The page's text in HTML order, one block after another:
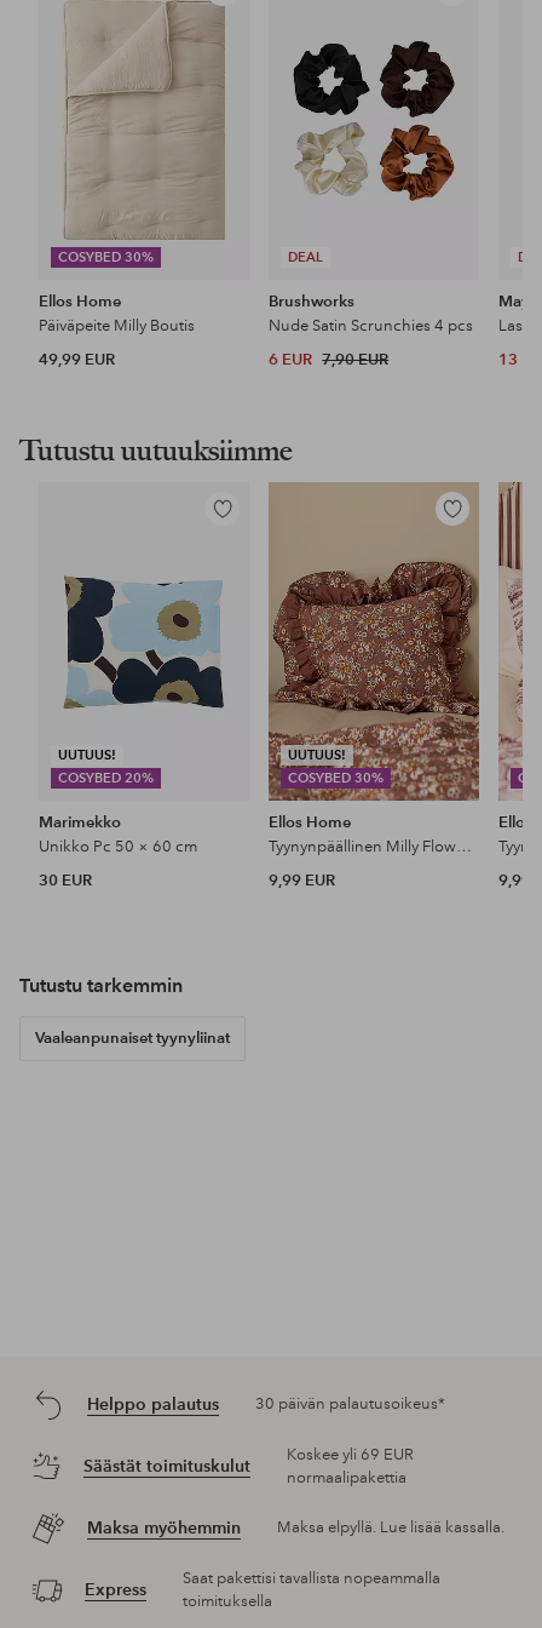
COSYBED 30%
Ellos Home
Päiväpeite Milly Boutis
49,99 EUR
DEAL
Brushworks
Nude Satin Scrunchies 4 pcs
6 EUR 7,90 EUR 13
Tutustu uutuuksiimme
UUTUUS!
COSYBED 20%
Lisää
Marimekko
Unikko Pc 50 × 60 cm
30 EUR
UUTUUS!
COSYBED 30%
Lisää
Ellos Home
Tyynynpäällinen Milly Flower pesty puuvilla
9,99 EUR
Ellos
9,99
Tutustu tarkemmin
Vaaleanpunaiset tyynyliinat
Helppo palautus 30 päivän palautusoikeus*
Säästät toimituskulut
Koskee yli 69 EUR
normaalipakettia
Maksa myöhemmin Maksa elpyllä. Lue lisää kassalla.
Express
Saat pakettisi tavallista nopeammalla
toimituksella